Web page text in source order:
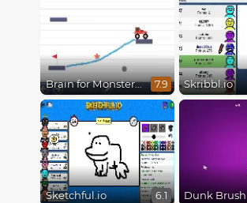
Brain for Monster Truck 7.9 Skribbl.io
Sketchful.io 6.1 Dunk Brush